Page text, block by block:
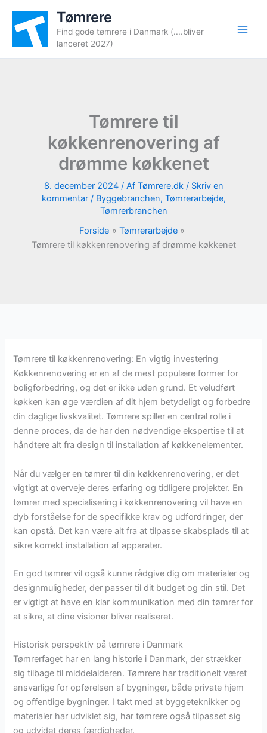
indholdet
Tømrere
Find gode tømrere i Danmark (....bliver
lanceret 2027)
Tømrere til
køkkenrenovering af
drømme køkkenet
8. december 2024 / Af Tømrere.dk / Skriv en
kommentar / Byggebranchen, Tømrerarbejde,
Tømrerbranchen
Forside
Tømrerarbejde
Tømrere til køkkenrenovering af drømme køkkenet
Tømrere til køkkenrenovering: En vigtig investering
Køkkenrenovering er en af de mest populære former for
boligforbedring, og det er ikke uden grund. Et veludført
køkken kan øge værdien af dit hjem betydeligt og forbedre
din daglige livskvalitet. Tømrere spiller en central rolle i
denne proces, da de har den nødvendige ekspertise til at
håndtere alt fra design til installation af køkkenelementer.
Når du vælger en tømrer til din køkkenrenovering, er det
vigtigt at overveje deres erfaring og tidligere projekter. En
tømrer med specialisering i køkkenrenovering vil have en
dyb forståelse for de specifikke krav og udfordringer, der
kan opstå. Det kan være alt fra at tilpasse skabsplads til at
sikre korrekt installation af apparater.
En god tømrer vil også kunne rådgive dig om materialer og
designmuligheder, der passer til dit budget og din stil. Det
er vigtigt at have en klar kommunikation med din tømrer for
at sikre, at dine visioner bliver realiseret.
Historisk perspektiv på tømrere i Danmark
Tømrerfaget har en lang historie i Danmark, der strækker
sig tilbage til middelalderen. Tømrere har traditionelt været
ansvarlige for opførelsen af bygninger, både private hjem
og offentlige bygninger. I takt med at byggeteknikker og
materialer har udviklet sig, har tømrere også tilpasset sig